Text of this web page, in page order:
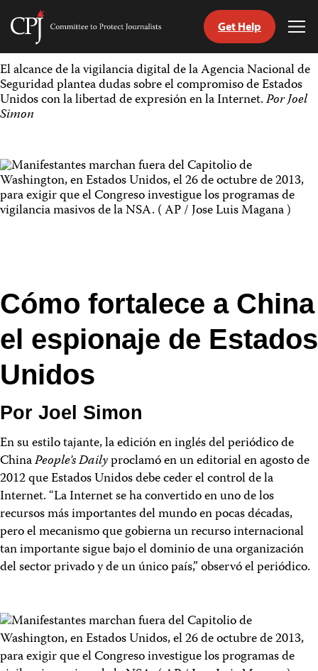
Skip
to
content
Committee
Protect
Journalists
Get Help
El alcance de la vigilancia digital de la Agencia Nacional de
Seguridad plantea dudas sobre el compromiso de Estados
Unidos con la libertad de expresión en la Internet.Por Joel
Simon
Cómo fortalece a China
el espionaje de Estados
Unidos
Por Joel Simon
En su estilo tajante, la edición en inglés del periódico de
ChinaPeople’s Dailyproclamó en un editorial en agosto de
2012 que Estados Unidos debe ceder el control de la
Internet. “La Internet se ha convertido en uno de los
recursos más importantes del mundo en pocas décadas,
pero el mecanismo que gobierna un recurso internacional
tan importante sigue bajo el dominio de una organización
del sector privado y de un único país,” observó el periódico.